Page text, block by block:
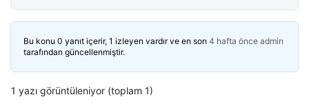
Bu konu 0 yanıt içerir, 1 izleyen vardır ve en son 4 hafta önce admin
tarafından güncellenmiştir.
1 yazı görüntüleniyor (toplam 1)